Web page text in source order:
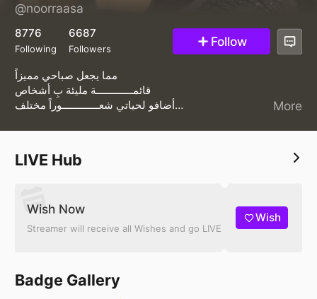
@noorraasa
8776
Following
6687
Followers Follow
مما يجعل صباحي مميزاً
‏قائمـــــــــــــة مليئة بِ أشخاص
‏أضافو لحياتي شعـــــــــــــوراً مختلف
More
LIVE Hub
Wish Now
Streamer will receive all Wishes and go LIVE
Wish
Badge Gallery